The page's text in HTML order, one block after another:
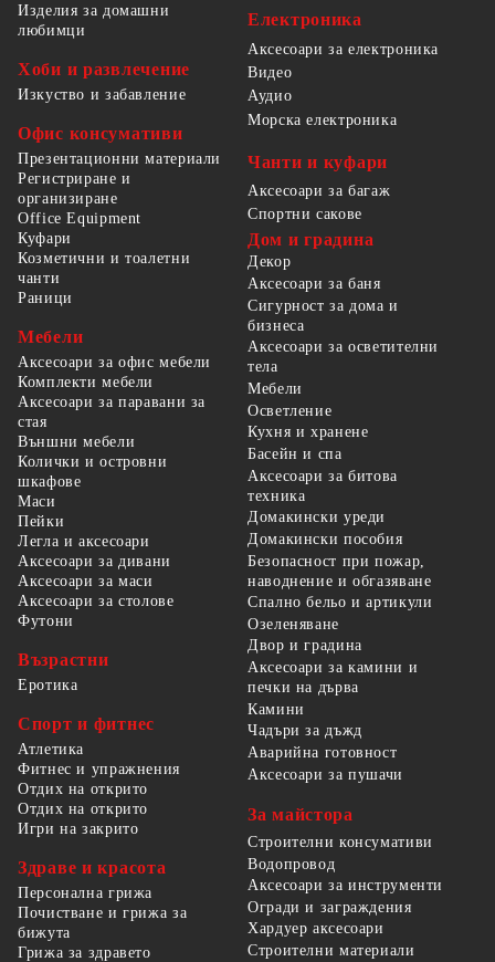
Изделия за домашни
любимци
Хоби и развлечение
Изкуство и забавление
Офис консумативи
Презентационни материали
Регистриране и
организиране
Office Equipment
Електроника
Аксесоари за електроника
Видео
Аудио
Морска електроника
Чанти и куфари
Аксесоари за багаж
Спортни сакове
Куфари
Козметични и тоалетни
чанти
Раници
Мебели
Аксесоари за офис мебели
Комплекти мебели
Аксесоари за паравани за
стая
Външни мебели
Колички и островни
шкафове
Маси
Пейки
Легла и аксесоари
Аксесоари за дивани
Аксесоари за маси
Аксесоари за столове
Футони
Възрастни
Еротика
Спорт и фитнес
Атлетика
Фитнес и упражнения
Отдих на открито
Отдих на открито
Игри на закрито
Здраве и красота
Персонална грижа
Почистване и грижа за
бижута
Грижа за здравето
Дом и градина
Декор
Аксесоари за баня
Сигурност за дома и
бизнеса
Аксесоари за осветителни
тела
Мебели
Осветление
Кухня и хранене
Басейн и спа
Аксесоари за битова
техника
Домакински уреди
Домакински пособия
Безопасност при пожар,
наводнение и обгазяване
Спално бельо и артикули
Озеленяване
Двор и градина
Аксесоари за камини и
печки на дърва
Камини
Чадъри за дъжд
Аварийна готовност
Аксесоари за пушачи
За майстора
Строителни консумативи
Водопровод
Аксесоари за инструменти
Огради и заграждения
Хардуер аксесоари
Строителни материали